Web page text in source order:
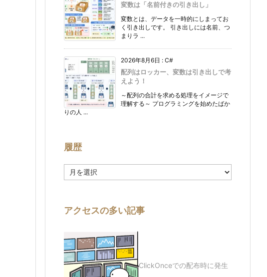
変数は「名前付きの引き出し」
変数とは、データを一時的にしまってお
く引き出しです。 引き出しには名前、つ
まりラ ...
2026年8月6日 : C#
配列はロッカー、変数は引き出しで考
えよう！
～配列の合計を求める処理をイメージで
理解する～ プログラミングを始めたばか
りの人 ...
履歴
歴
アクセスの多い記事
ClickOnceでの配布時に発生